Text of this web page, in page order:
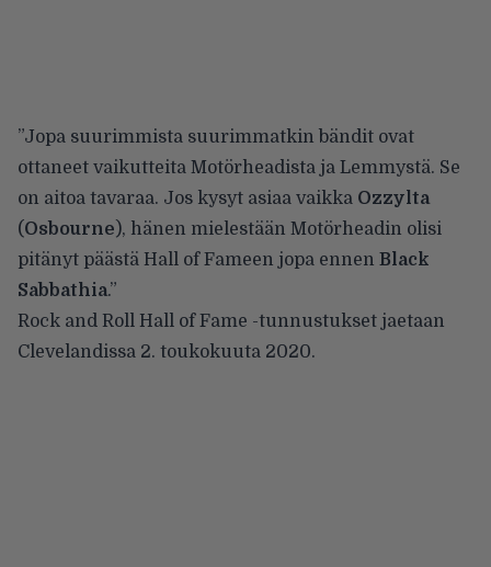
”Jopa suurimmista suurimmatkin bändit ovat
ottaneet vaikutteita Motörheadista ja Lemmystä. Se
on aitoa tavaraa. Jos kysyt asiaa vaikka Ozzylta
(Osbourne ), hänen mielestään Motörheadin olisi
pitänyt päästä Hall of Fameen jopa ennen Black
Sabbathia.”
Rock and Roll Hall of Fame -tunnustukset jaetaan
Clevelandissa 2. toukokuuta 2020.